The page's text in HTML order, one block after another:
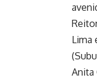
Lima
Anita